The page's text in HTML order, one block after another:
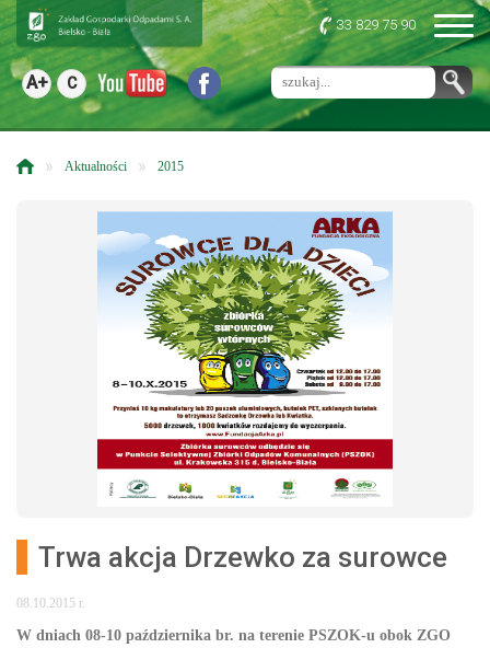
A+ C
33 829 75 90
» Aktualności » 2015
Trwa akcja Drzewko za surowce
08.10.2015 r.
W dniach 08-10 października br. na terenie PSZOK-u obok ZGO